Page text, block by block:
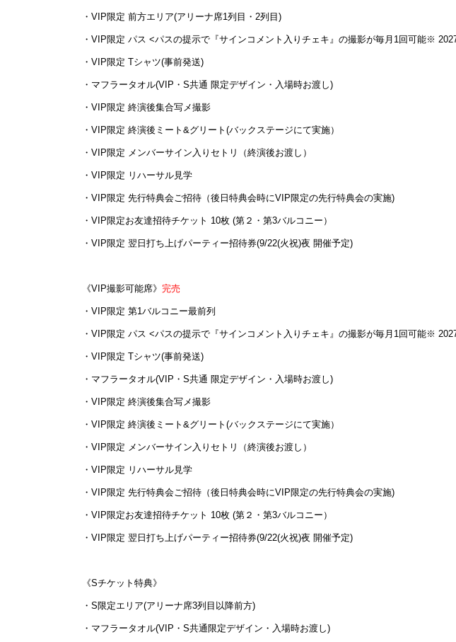
・VIP限定 前方エリア(アリーナ席1列目・2列目)
・VIP限定 パス <パスの提示で『サインコメント入りチェキ』の撮影が毎月1回可能※
・VIP限定 Tシャツ(事前発送)
・マフラータオル(VIP・S共通 限定デザイン・入場時お渡し)
・VIP限定 終演後集合写メ撮影
・VIP限定 終演後ミート&グリート(バックステージにて実施）
・VIP限定 メンバーサイン入りセトリ（終演後お渡し）
・VIP限定 リハーサル見学
・VIP限定 先行特典会ご招待（後日特典会時にVIP限定の先行特典会の実施)
・VIP限定お友達招待チケット 10枚 (第２・第3バルコニー）
・VIP限定 翌日打ち上げパーティー招待券(9/22(火祝)夜 開催予定)
《VIP撮影可能席》 完売
・VIP限定 第1バルコニー最前列
・VIP限定 パス <パスの提示で『サインコメント入りチェキ』の撮影が毎月1回可能※
・VIP限定 Tシャツ(事前発送)
・マフラータオル(VIP・S共通 限定デザイン・入場時お渡し)
・VIP限定 終演後集合写メ撮影
・VIP限定 終演後ミート&グリート(バックステージにて実施）
・VIP限定 メンバーサイン入りセトリ（終演後お渡し）
・VIP限定 リハーサル見学
・VIP限定 先行特典会ご招待（後日特典会時にVIP限定の先行特典会の実施)
・VIP限定お友達招待チケット 10枚 (第２・第3バルコニー）
・VIP限定 翌日打ち上げパーティー招待券(9/22(火祝)夜 開催予定)
《Sチケット特典》
・S限定エリア(アリーナ席3列目以降前方)
・マフラータオル(VIP・S共通限定デザイン・入場時お渡し)